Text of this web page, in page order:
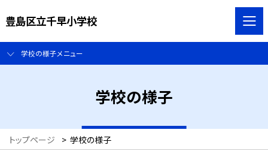
豊島区立千早小学校
学校の様子メニュー
学校の様子
トップページ > 学校の様子